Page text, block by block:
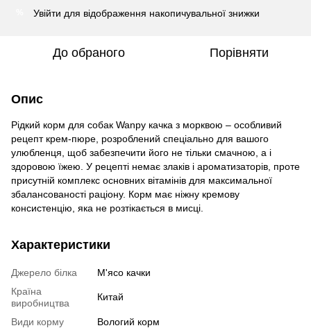
Увійти для відображення накопичувальної знижки
До обраного Порівняти
Опис
Рідкий корм для собак Wanpy качка з морквою – особливий
рецепт крем-пюре, розроблений спеціально для вашого
улюбленця, щоб забезпечити його не тільки смачною, а і
здоровою їжею. У рецепті немає злаків і ароматизаторів, проте
присутній комплекс основних вітамінів для максимальної
збалансованості раціону. Корм має ніжну кремову
консистенцію, яка не розтікається в мисці.
Характеристики
Джерело білка
М'ясо качки
Країна
виробництва
Китай
Види корму Вологий корм